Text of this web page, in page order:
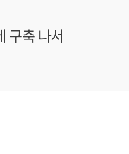
구축 나서